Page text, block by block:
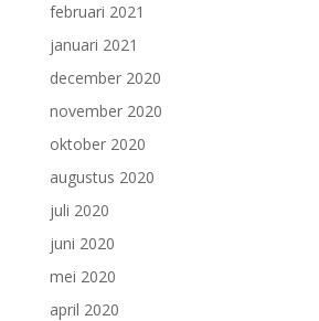
februari 2021
januari 2021
december 2020
november 2020
oktober 2020
augustus 2020
juli 2020
juni 2020
mei 2020
april 2020